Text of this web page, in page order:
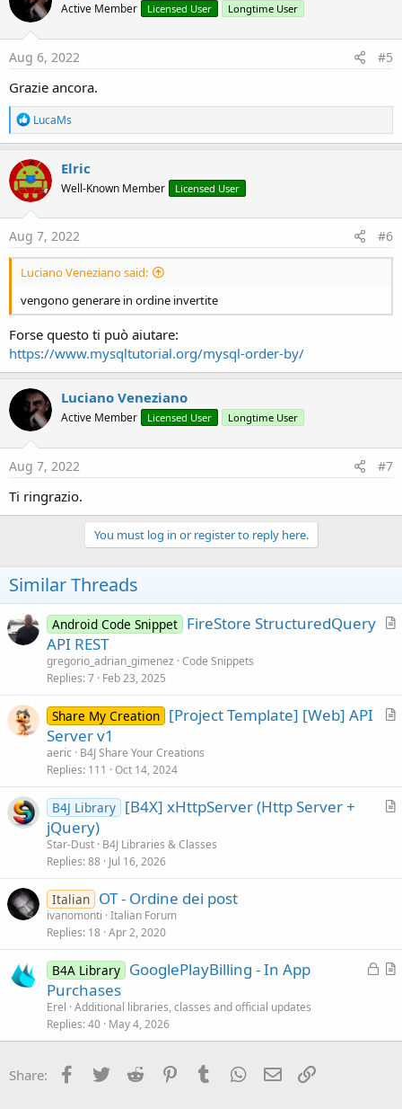
Active Member Licensed User Longtime User
Aug 6, 2022 #5
Grazie ancora.
R
e
a
c
t
i
o
n
s
LucaMs
Elric
Well-Known Member Licensed User
Aug 7, 2022 #6
Luciano Veneziano said:
vengono generare in ordine invertite
Forse questo ti può aiutare:
https://www.mysqltutorial.org/mysql-order-by/
Luciano Veneziano
Active Member Licensed User Longtime User
Aug 7, 2022 #7
Ti ringrazio.
You must log in or register to reply here.
Similar Threads
A
l
Android Code Snippet FireStore StructuredQuery
API REST
gregorio_adrian_gimenez Code Snippets
Replies 7 Feb 23, 2025
A
l
Share My Creation [Project Template] [Web] API
Server v1
aeric
B4J Share Your Creations
Replies 111 Oct 14, 2024
A
B4J Library [B4X] xHttpServer (Http Server +
jQuery)
Star-Dust B4J Libraries & Classes
Replies 88 Jul 16, 2026
Italian OT - Ordine dei post
ivanomonti Italian Forum
Replies 18 Apr 2, 2020
L
e
A
c
B4A Library GooglePlayBilling - In App
Purchases
Erel Additional libraries, classes and official updates
Replies 40 May 4, 2026
Share: Facebook
Twitter Reddit PinterestTumblr WhatsApp
Email